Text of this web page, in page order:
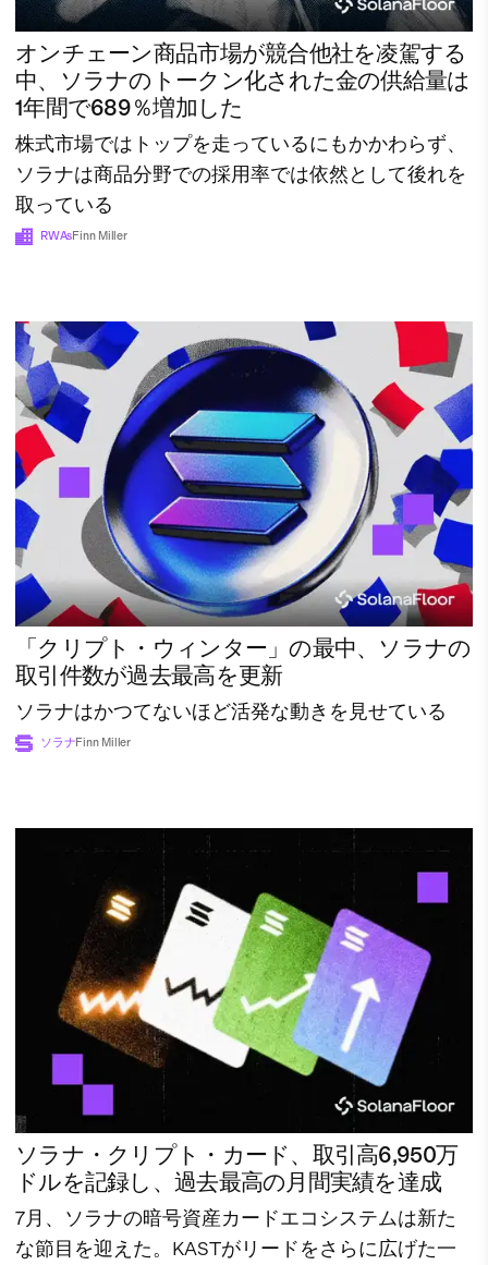
オンチェーン商品市場が競合他社を凌駕する
中、ソラナのトークン化された金の供給量は
1年間で689％増加した
株式市場ではトップを走っているにもかかわらず、
ソラナは商品分野での採用率では依然として後れを
取っている
RWAsFinn Miller
「クリプト・ウィンター」の最中、ソラナの
取引件数が過去最高を更新
ソラナはかつてないほど活発な動きを見せている
ソラナFinn Miller
ソラナ・クリプト・カード、取引高6,950万
ドルを記録し、過去最高の月間実績を達成
7月、ソラナの暗号資産カードエコシステムは新た
な節目を迎えた。KASTがリードをさらに広げた一